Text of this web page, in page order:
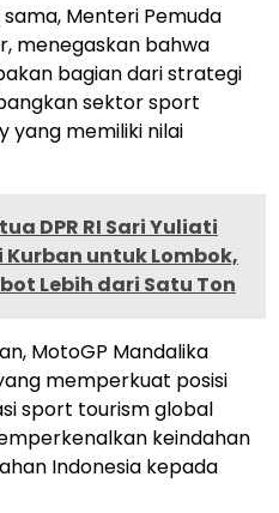
Menteri Pemuda
menegaskan bahwa
bagian dari strategi
sektor sport
yang memiliki nilai
DPR RI Sari Yuliati
Kurban untuk Lombok,
Lebih dari Satu Ton
MotoGP Mandalika
memperkuat posisi
sport tourism global
keindahan
Indonesia kepada